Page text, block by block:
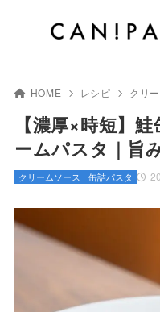
HOME レシピ クリ
【濃厚×時短】
ームパスタ｜旨
クリームソース 缶詰パスタ